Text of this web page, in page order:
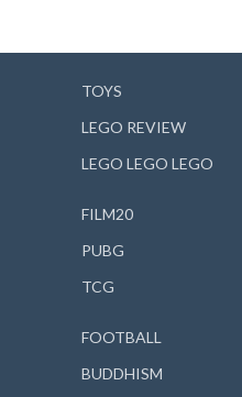
TOYS
LEGO REVIEW
LEGO LEGO LEGO
FILM20
PUBG
TCG
FOOTBALL
BUDDHISM